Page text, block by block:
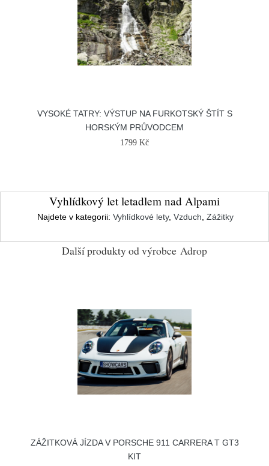
VYSOKÉ TATRY: VÝSTUP NA FURKOTSKÝ ŠTÍT S
HORSKÝM PRŮVODCEM
1799 Kč
Vyhlídkový let letadlem nad Alpami
Najdete v kategorii: Vyhlídkové lety, Vzduch Zážitky
Další produkty od výrobce Adrop
ZÁŽITKOVÁ JÍZDA V PORSCHE 911 CARRERA T GT3
KIT